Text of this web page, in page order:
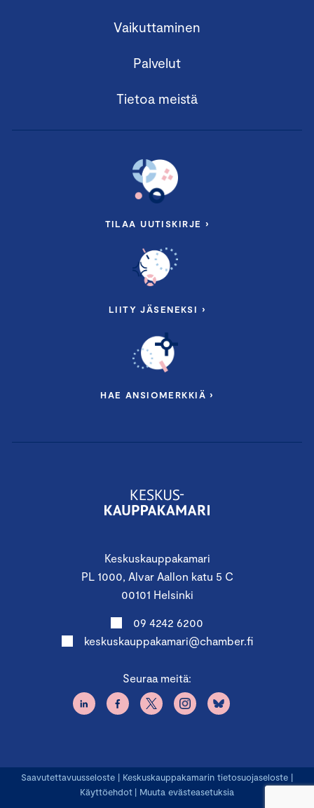
Keskuskauppakamari
PL 1000, Alvar Aallon katu 5 C
00101 Helsinki
09 4242 6200
keskuskauppakamari@chamber.fi
Seuraa meitä:
Vaikuttaminen
Palvelut
Tietoa meistä
TILAA UUTISKIRJE ›
LIITY JÄSENEKSI ›
HAE ANSIOMERKKIÄ ›
Saavutettavuusseloste | Keskuskauppakamarin tietosuojaseloste |
Käyttöehdot | Muuta evästeasetuksia